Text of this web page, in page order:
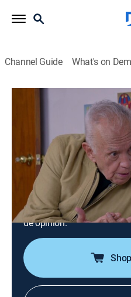
Channel Guide What's on
Como dice el dicho
S14 E148 | Árbol
da frutos
0h 40m TV14|Comedy, Drama,
Miriam tiene 4 años y
dinosaurios, las naves,
Ray, su abuelo, no está
son cosas de niños y hará
de opinión.